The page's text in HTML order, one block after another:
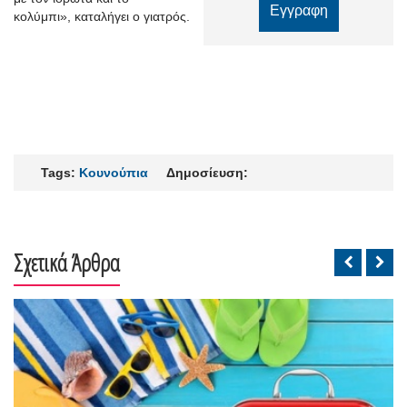
κολύμπι», καταλήγει ο γιατρός.
Tags: Κουνούπια Δημοσίευση:
Σχετικά Άρθρα